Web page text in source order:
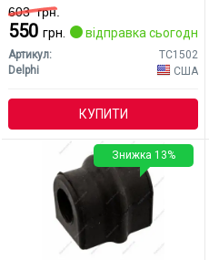
603грн.
550 грн. відправка сьогодні
Артикул:
TC1502
Delphi
США
КУПИТИ
Знижка 13%